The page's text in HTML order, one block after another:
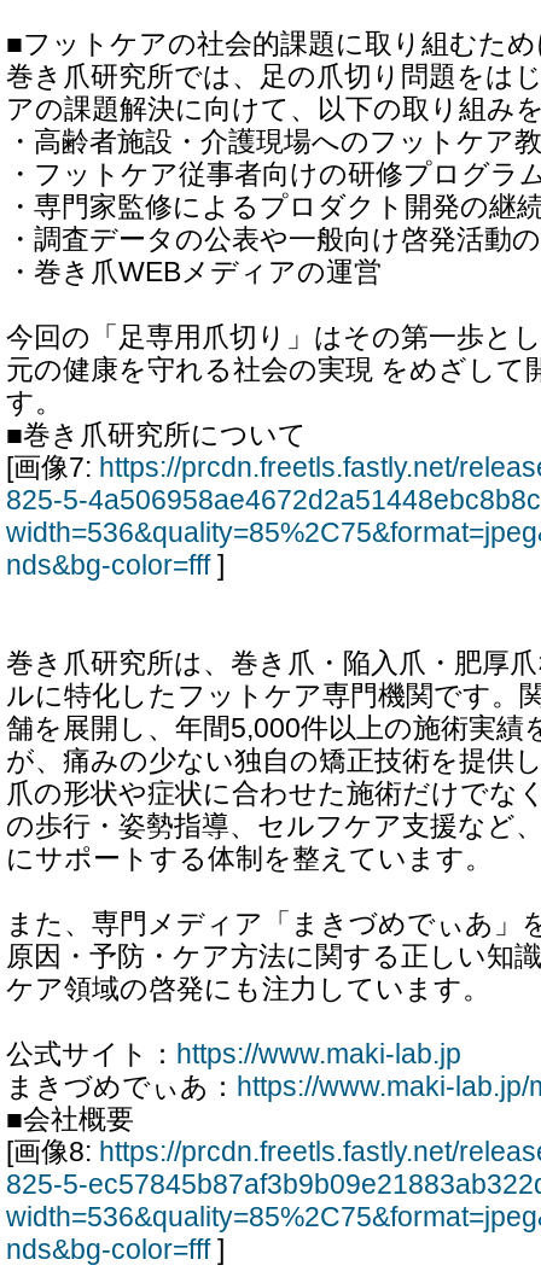
■フットケアの社会的課題に取り組むた
巻き爪研究所では、足の爪切り問題をは
アの課題解決に向けて、以下の取り組み
・高齢者施設・介護現場へのフットケア
・フットケア従事者向けの研修プログラ
・専門家監修によるプロダクト開発の継
・調査データの公表や一般向け啓発活動
・巻き爪WEBメディアの運営
今回の「足専用爪切り」はその第一歩と
元の健康を守れる社会の実現 をめざして
す。
■巻き爪研究所について
[画像7: https://prcdn.freetls.fastly.net/
825-5-
nds&bg-color=fff]
巻き爪研究所は、巻き爪・陥入爪・肥厚
ルに特化したフットケア専門機関です。
舗を展開し、年間5,000件以上の施術実績
が、痛みの少ない独自の矯正技術を提供
爪の形状や症状に合わせた施術だけでな
の歩行・姿勢指導、セルフケア支援など
にサポートする体制を整えています。
また、専門メディア「まきづめでぃあ」
原因・予防・ケア方法に関する正しい知
ケア領域の啓発にも注力しています。
公式サイト： https://www.maki-lab.jp
まきづめでぃあ： https://www.maki-lab.jp/
■会社概要
[画像8: https://prcdn.freetls.fastly.net/
825-5-
nds&bg-color=fff]